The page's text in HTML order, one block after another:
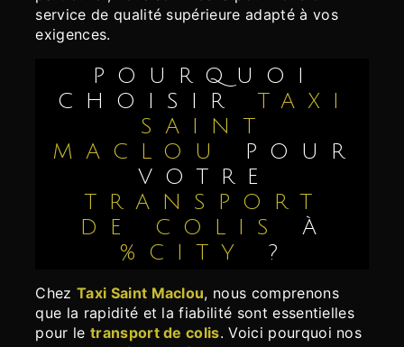
service de qualité supérieure adapté à vos
exigences.
POURQUOI
CHOISIR TAXI
SAINT
MACLOU
POUR
VOTRE
TRANSPORT
DE COLIS
À
%CITY
?
Chez Taxi Saint Maclou, nous comprenons
que la rapidité et la fiabilité sont essentielles
pour le transport de colis. Voici pourquoi nos